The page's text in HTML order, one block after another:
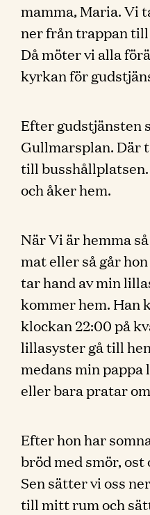
mamma, Maria. Vi
ner från trappan
Då möter vi alla
kyrkan för
Efter gudstjänsten
Gullmarsplan. Där
till busshållplatsen.
och åker hem.
När Vi är hemma
mat eller så går
tar hand av min
kommer hem. Han
klockan 22:00 på
lillasyster gå till
medans min pappa
eller bara pratar
Efter hon har
bröd med smör, ost
Sen sätter vi oss
till mitt rum och